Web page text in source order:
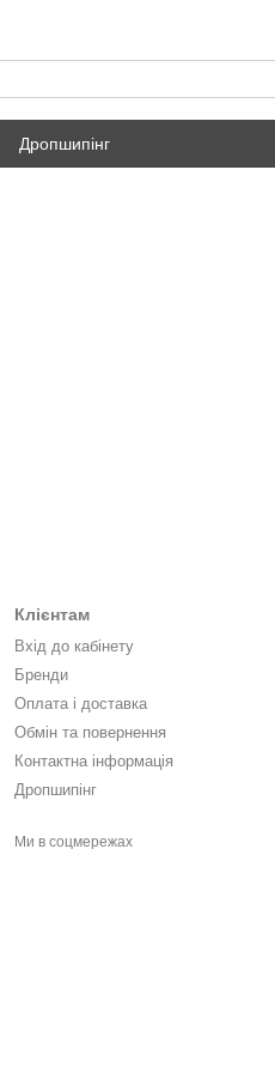
Дропшипінг
Клієнтам
Вхід до кабінету
Бренди
Оплата і доставка
Обмін та повернення
Контактна інформація
Дропшипінг
Ми в соцмережах